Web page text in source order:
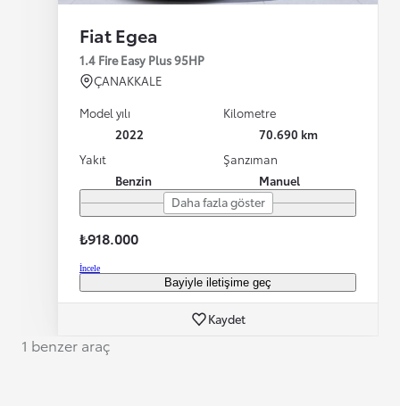
Fiat Egea
1.4 Fire Easy Plus 95HP
ÇANAKKALE
Model yılı
2022
Kilometre
70.690 km
Yakıt
Benzin
Şanzıman
Manuel
Daha fazla göster
₺918.000
İncele
Bayiyle iletişime geç
Kaydet
1 benzer araç